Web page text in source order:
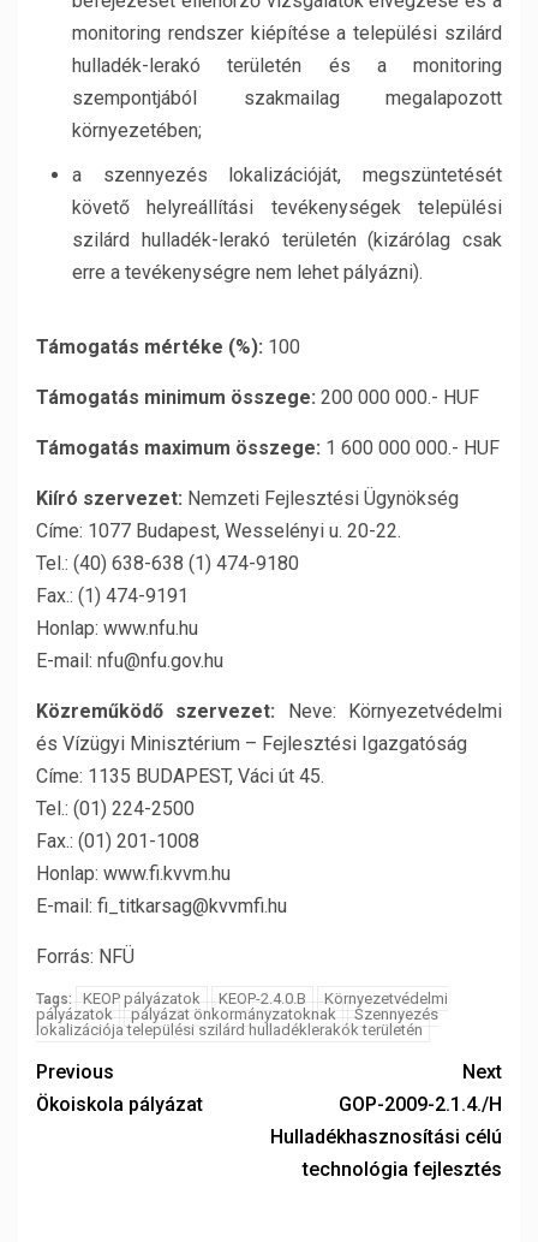
monitoring rendszer kiépítése a települési szilárd
hulladék-lerakó területén és a monitoring
szempontjából szakmailag megalapozott
környezetében;
a szennyezés lokalizációját, megszüntetését
követő helyreállítási tevékenységek települési
szilárd hulladék-lerakó területén (kizárólag csak
erre a tevékenységre nem lehet pályázni).
Támogatás mértéke (%): 100
Támogatás minimum összege: 200 000 000.- HUF
Támogatás maximum összege: 1 600 000 000.- HUF
Kiíró szervezet: Nemzeti Fejlesztési Ügynökség
Címe: 1077 Budapest, Wesselényi u. 20-22.
Tel.: (40) 638-638 (1) 474-9180
Fax.: (1) 474-9191
Honlap: www.nfu.hu
E-mail: nfu@nfu.gov.hu
Közreműködő szervezet: Neve: Környezetvédelmi
és Vízügyi Minisztérium – Fejlesztési Igazgatóság
Címe: 1135 BUDAPEST, Váci út 45.
Tel.: (01) 224-2500
Fax.: (01) 201-1008
Honlap: www.fi.kvvm.hu
E-mail: fi_titkarsag@kvvmfi.hu
Forrás: NFÜ
Tags: KEOP pályázatok KEOP-2.4.0.B
Környezetvédelmi
pályázatok
pályázat önkormányzatoknak
Szennyezés
lokalizációja települési szilárd hulladéklerakók területén
Previous
Ökoiskola pályázat
Next
GOP-2009-2.1.4./H
Hulladékhasznosítási célú
technológia fejlesztés